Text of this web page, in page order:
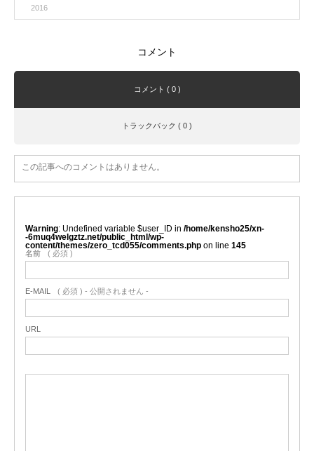
2016
コメント
コメント ( 0 )
トラックバック ( 0 )
この記事へのコメントはありません。
Warning : Undefined variable $user_ID in /home/kensho25/xn-
-6muq4welgztz.net/public_html/wp-
content/themes/zero_tcd055/comments.php on line 145
名前 ( 必須 )
E-MAIL ( 必須 ) - 公開されません -
URL